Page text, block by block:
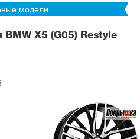
модели
BMW X5 (G05) Restyle